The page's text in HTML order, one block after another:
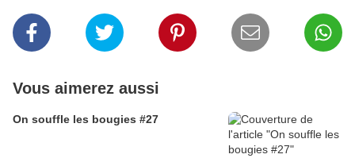
Vous aimerez aussi
On souffle les bougies #27